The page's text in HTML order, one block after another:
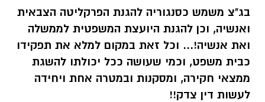
בג"צ משמש כסנגוריה להגנת הפרקליטה הצבאית
ואנשיה, וכן להגנת היועצת המשפטית לממשלה
ואת אנשיה!... וכל זאת במקום למלא את תפקידו
כבית משפט, וכמי שעושה ככל יכולתו להשגת
ממצאי חקירה, ומסקנות ובמטרה אחת ויחידה
לעשות דין צדק!!